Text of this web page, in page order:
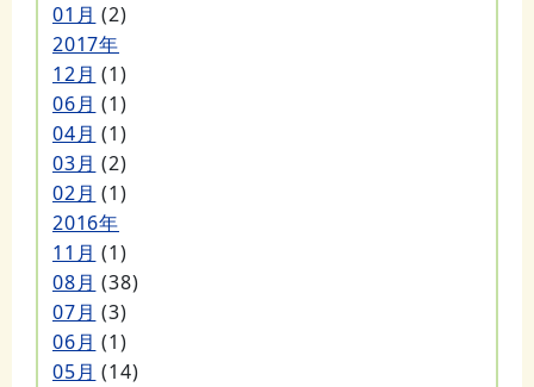
01月 (2)
2017年
12月 (1)
06月 (1)
04月 (1)
03月 (2)
02月 (1)
2016年
11月 (1)
08月 (38)
07月 (3)
06月 (1)
05月 (14)